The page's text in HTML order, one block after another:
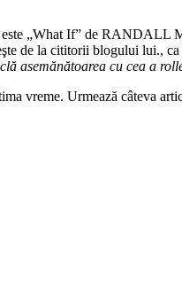
„What If” de RANDALL
de la cititorii blogului lui., ca
asemănătoarea cu cea a
vreme. Urmează câteva